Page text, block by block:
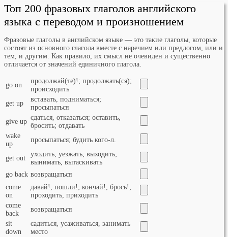
Топ 200 фразовых глаголов английского
языка с переводом и произношением
Фразовые глаголы в английском языке — это такие глаголы, которые
состоят из основного глагола вместе с наречием или предлогом, или и
тем, и другим. Как правило, их смысл не очевиден и существенно
отличается от значений единичного глагола.
go on
продолжай(те)!; продолжать(ся);
происходить
get up
вставать, подниматься;
просыпаться
give up
сдаться, отказаться; оставить,
бросить; отдавать
wake
up
просыпаться; будить кого-л.
get out
уходить, уезжать; выходить;
вынимать, вытаскивать
go back возвращаться
come
on
давай!, пошли!; кончай!, брось!;
проходить, приходить
come
back
возвращаться
sit
down
садиться, усаживаться, занимать
место